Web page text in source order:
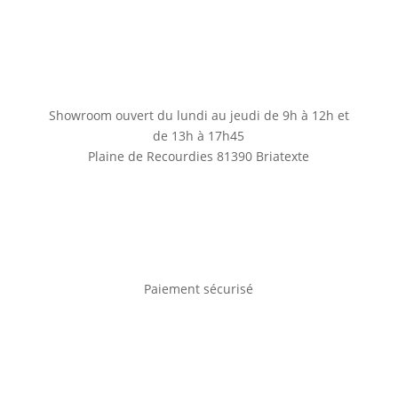
Showroom ouvert du lundi au jeudi de 9h à 12h et
de 13h à 17h45
Plaine de Recourdies81390 Briatexte
Paiement sécurisé